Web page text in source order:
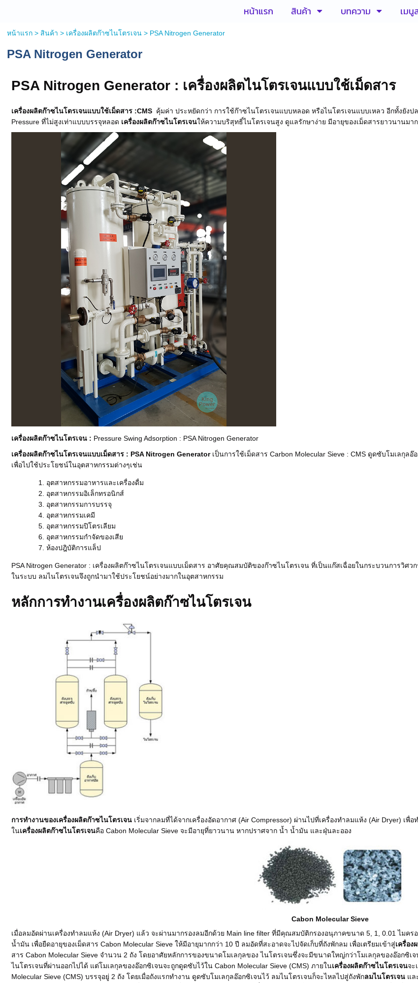
หน้าแรก สินค้า บทความ เมนู
หน้าแรก> สินค้า > เครื่องผลิตก๊าซไนโตรเจน> PSA Nitrogen Generator
PSA Nitrogen Generator
PSA Nitrogen Generator : เครื่องผลิตไนโตรเจนแบบใช้เม็ดสาร
เครื่องผลิตก๊าซไนโตรเจนแบบใช้เม็ดสาร :CMS คุ้มค่า ประหยัดกว่า การใช้ก๊าซไนโตรเจนแบบหลอด หรือไนโตรเจนแบบเหลว อีกทั้งยังป
Pressure ที่ไม่สูงเท่าแบบบรรจุหลอด เครื่องผลิตก๊าซไนโตรเจนให้ความบริสุทธิ์ไนโตรเจนสูง ดูแลรักษาง่าย มีอายุของเม็ดสารยาวนานมา
เครื่องผลิตก๊าซไนโตรเจน : Pressure Swing Adsorption : PSA Nitrogen Generator
เครื่องผลิตก๊าซไนโตรเจนแบบเม็ดสาร : PSA Nitrogen Generatorเป็นการใช้เม็ดสาร Carbon Molecular Sieve : CMS ดูดซับโมเลกุล
เพื่อไปใช้ประโยชน์ในอุตสาหกรรมต่างๆเช่น
อุตสาหกรรมอาหารและเครื่องดื่ม
อุตสาหกรรมอิเล็กทรอนิกส์
อุตสาหกรรมการบรรจุ
อุตสาหกรรมเคมี
อุตสาหกรรมปิโตรเลียม
อุตสาหกรรมกำจัดของเสีย
ห้องปฎิบัติการแล็ป
PSA Nitrogen Generator : เครื่องผลิตก๊าซไนโตรเจนแบบเม็ดสาร อาศัยคุณสมบัติของก๊าซไนโตรเจน ที่เป็นแก๊สเฉื่อยในกระบวนการวิศ
ในระบบ ลมไนโตรเจนจึงถูกนำมาใช้ประโยชน์อย่างมากในอุตสาหกรรม
หลักการทำงานเครื่องผลิตก๊าซไนโตรเจน
การทำงานของเครื่องผลิตก๊าซไนโตรเจน เริ่มจากลมที่ได้จากเครื่องอัดอากาศ (Air Compressor) ผ่านไปที่เครื่องทำลมแห้ง (Air Dryer) เ
ในเครื่องผลิตก๊าซไนโตรเจนคือ Cabon Molecular Sieve จะมีอายุที่ยาวนาน หากปราศจาก น้ำ น้ำมัน และฝุ่นละออง
Cabon Molecular Sieve
เมื่อลมอัดผ่านเครื่องทำลมแห้ง (Air Dryer) แล้ว จะผ่านมากรองลมอีกด้วย Main line filter ที่มีคุณสมบัติกรองอนุภาคขนาด 5, 1, 0.01 ไมค
น้ำมัน เพื่อยืดอายุของเม็ดสาร Cabon Molecular Sieve ให้มีอายุมากกว่า 10 ปี ลมอัดที่สะอาดจะไปจัดเก็บที่ถังพักลม เพื่อเตรียมเข้าสู่เครื่อง
สาร Cabon Molecular Sieve จำนวน 2 ถัง โดยอาศัยหลักการของขนาดโมเลกุลของ ไนโตรเจนซึ่งจะมีขนาดใหญ่กว่าโมเลกุลของอ๊อกซิเ
ไนโตรเจนที่ผ่านออกไปได้ แต่โมเลกุลของอ๊อกซิเจนจะถูกดูดซับไว้ใน Cabon Molecular Sieve (CMS) ภายในเครื่องผลิตก๊าซไนโตรเจนจะ
Molecular Sieve (CMS) บรรจุอยู่ 2 ถัง โดยเมื่อถังแรกทำงาน ดูดซับโมเลกุลอ๊อกซิเจนไว้ ลมไนโตรเจนก็จะไหลไปสู่ถังพักลมไนโตรเจน แล